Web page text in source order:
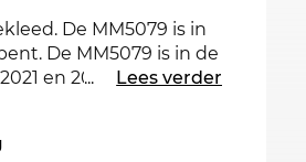
De MM5079 is in
De MM5079 is in de
en 2022
design en de
... Lees verder